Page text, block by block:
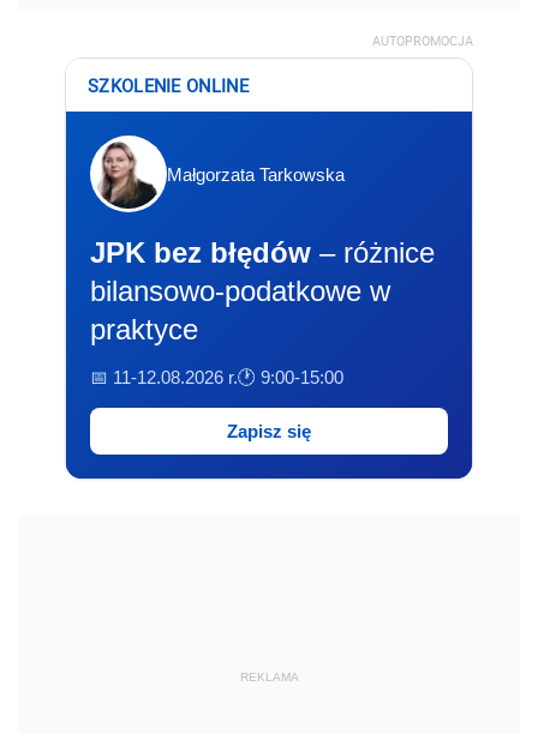
AUTOPROMOCJA
SZKOLENIE ONLINE
Małgorzata Tarkowska
JPK bez błędów – różnice
bilansowo-podatkowe w
praktyce
📅 11-12.08.2026 r.🕐 9:00-15:00
Zapisz się
REKLAMA